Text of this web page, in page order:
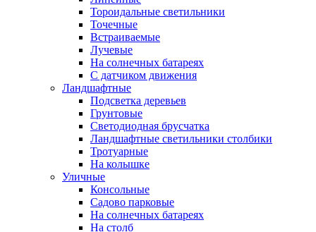
Тороидальные светильники
Точечные
Встраиваемые
Лучевые
На солнечных батареях
С датчиком движения
Ландшафтные
Подсветка деревьев
Грунтовые
Светодиодная брусчатка
Ландшафтные светильники столбики
Тротуарные
На колышке
Уличные
Консольные
Садово парковые
На солнечных батареях
На столб